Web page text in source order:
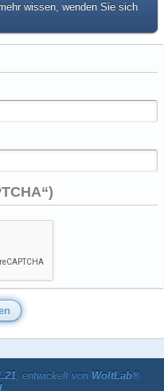
wissen, wenden Sie sich
, entwickelt von WoltLab®